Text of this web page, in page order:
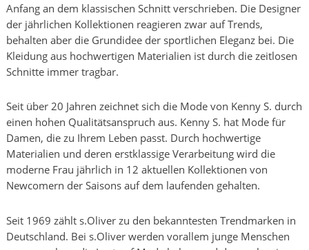
Anfang an dem klassischen Schnitt verschrieben. Die Designer
der jährlichen Kollektionen reagieren zwar auf Trends,
behalten aber die Grundidee der sportlichen Eleganz bei. Die
Kleidung aus hochwertigen Materialien ist durch die zeitlosen
Schnitte immer tragbar.
Seit über 20 Jahren zeichnet sich die Mode von Kenny S. durch
einen hohen Qualitätsanspruch aus. Kenny S. hat Mode für
Damen, die zu Ihrem Leben passt. Durch hochwertige
Materialien und deren erstklassige Verarbeitung wird die
moderne Frau jährlich in 12 aktuellen Kollektionen von
Newcomern der Saisons auf dem laufenden gehalten.
Seit 1969 zählt s.Oliver zu den bekanntesten Trendmarken in
Deutschland. Bei s.Oliver werden vorallem junge Menschen